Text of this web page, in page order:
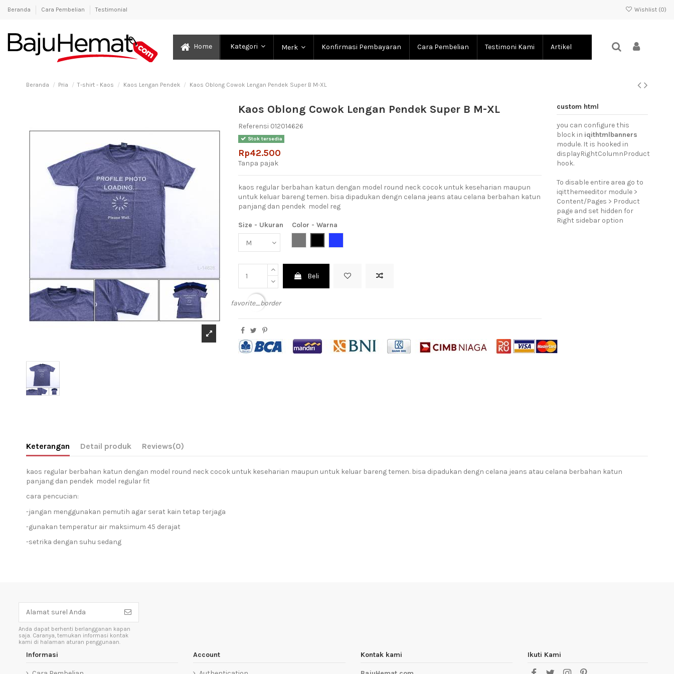
Beranda Cara Pembelian Testimonial Wishlist (0)
Home Kategori Merk Konfirmasi Pembayaran Cara Pembelian Testimoni Kami Artikel
Beranda Pria T-shirt - Kaos Kaos Lengan Pendek Kaos Oblong Cowok Lengan Pendek Super B M-XL
Kaos Oblong Cowok Lengan Pendek Super B M-XL
Referensi 012014626
Stok tersedia
Rp42.500
Tanpa pajak
kaos regular berbahan katun dengan model round neck cocok untuk keseharian maupun
untuk keluar bareng temen. bisa dipadukan dengn celana jeans atau celana berbahan katun
panjang dan pendek model reg
Size - Ukuran
Color - Warna
Beli
favorite_border
custom html
you can configure this
block in iqithtmlbanners
module. It is hooked in
displayRightColumnProduct
hook.
To disable entire area go to
iqitthemeeditor module >
Content/Pages > Product
page and set hidden for
Right sidebar option
Keterangan Detail produk Reviews(0)
kaos regular berbahan katun dengan model round neck cocok untuk keseharian maupun untuk keluar bareng temen. bisa dipadukan dengn celana jeans atau celana berbahan katun
panjang dan pendek model regular fit
cara pencucian:
-jangan menggunakan pemutih agar serat kain tetap terjaga
-gunakan temperatur air maksimum 45 derajat
-setrika dengan suhu sedang
Anda dapat berhenti berlangganan kapan
saja. Caranya, temukan informasi kontak
kami di halaman aturan penggunaan.
Informasi Account Kontak kami Ikuti Kami